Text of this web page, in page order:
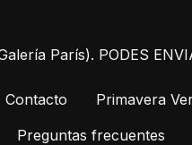
París). PODES
Contacto Primavera
Preguntas frecuentes